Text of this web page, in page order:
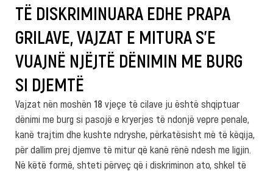
TË DISKRIMINUARA EDHE PRAPA
GRILAVE, VAJZAT E MITURA S’E
VUAJNË NJËJTË DËNIMIN ME BURG
SI DJEMTË
Vajzat nën moshën 18 vjeçe të cilave ju është shqiptuar
dënimi me burg si pasojë e kryerjes të ndonjë vepre penale,
kanë trajtim dhe kushte ndryshe, përkatësisht më të këqija,
për dallim prej djemve të mitur që kanë rënë ndesh me ligjin.
Në këtë formë, shteti përveç që i diskriminon ato, shkel të